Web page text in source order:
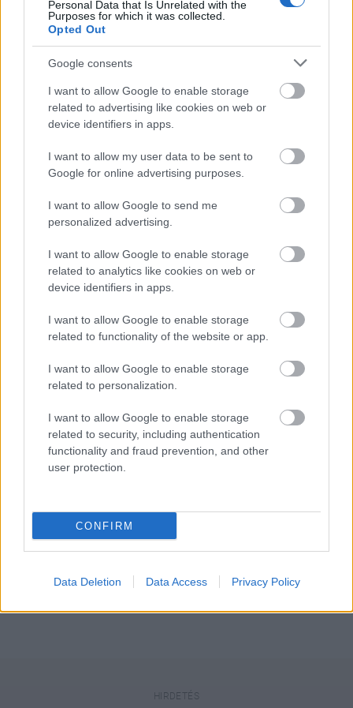
Personal Data that Is Unrelated with the
Purposes for which it was collected.
Opted Out
Google consents
I want to allow Google to enable storage
related to advertising like cookies on web or
device identifiers in apps.
I want to allow my user data to be sent to
Google for online advertising purposes.
I want to allow Google to send me
personalized advertising.
I want to allow Google to enable storage
related to analytics like cookies on web or
device identifiers in apps.
I want to allow Google to enable storage
related to functionality of the website or app.
I want to allow Google to enable storage
related to personalization.
I want to allow Google to enable storage
related to security, including authentication
functionality and fraud prevention, and other
user protection.
CONFIRM
Data Deletion Data Access Privacy Policy
Megosztás
Küldés
Messengeren